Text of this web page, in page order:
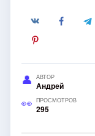
АВТОР
Андрей
ПРОСМОТРОВ
295